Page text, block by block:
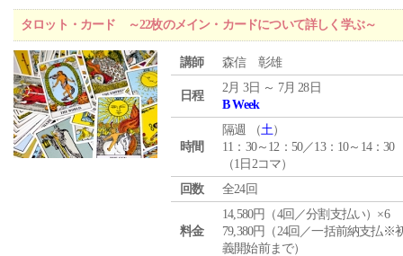
タロット・カード ～22枚のメイン・カードについて詳しく学ぶ～
講師 森信 彰雄
日程
2月 3日 ～ 7月 28日
B Week
時間
隔週 （土）
11：30～12：50／13：10～14：30
（1日2コマ）
回数
全24回
料金
14,580円（4回／分割支払い）×6
79,380円（24回／一括前納支払※
義開始前まで）